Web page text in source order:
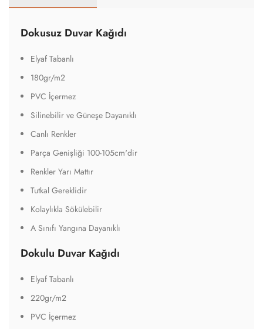
Dokusuz Duvar Kağıdı
Elyaf Tabanlı
180gr/m2
PVC İçermez
Silinebilir ve Güneşe Dayanıklı
Canlı Renkler
Parça Genişliği 100-105cm'dir
Renkler Yarı Mattır
Tutkal Gereklidir
Kolaylıkla Sökülebilir
A Sınıfı Yangına Dayanıklı
Dokulu Duvar Kağıdı
Elyaf Tabanlı
220gr/m2
PVC İçermez